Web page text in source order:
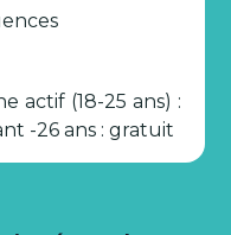
actif (18-25 ans) :
-26 ans : gratuit